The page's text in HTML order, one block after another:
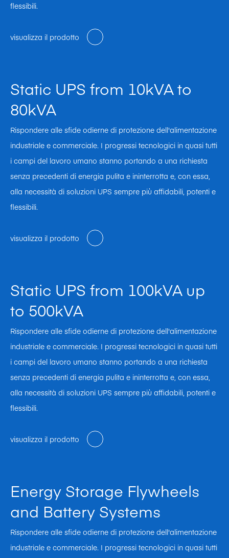
flessibili.
visualizza il prodotto
Static UPS from 10kVA to
80kVA
Rispondere alle sfide odierne di protezione dell'alimentazione
industriale e commerciale. I progressi tecnologici in quasi tutti
i campi del lavoro umano stanno portando a una richiesta
senza precedenti di energia pulita e ininterrotta e, con essa,
alla necessità di soluzioni UPS sempre più affidabili, potenti e
flessibili.
visualizza il prodotto
Static UPS from 100kVA up
to 500kVA
Rispondere alle sfide odierne di protezione dell'alimentazione
industriale e commerciale. I progressi tecnologici in quasi tutti
i campi del lavoro umano stanno portando a una richiesta
senza precedenti di energia pulita e ininterrotta e, con essa,
alla necessità di soluzioni UPS sempre più affidabili, potenti e
flessibili.
visualizza il prodotto
Energy Storage Flywheels
and Battery Systems
Rispondere alle sfide odierne di protezione dell'alimentazione
industriale e commerciale. I progressi tecnologici in quasi tutti